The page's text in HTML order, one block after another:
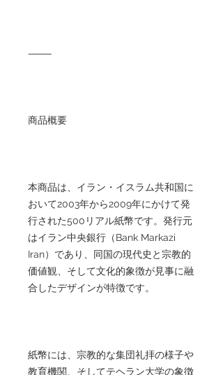
⸻
商品概要
本商品は、イラン・イスラム共和国に
おいて2003年から2009年にかけて発
行された500リアル紙幣です。発行元
はイラン中央銀行（Bank Markazi
Iran）であり、同国の現代史と宗教的
価値観、そして文化的象徴が見事に融
合したデザインが特徴です。
紙幣には、宗教的な集団礼拝の様子や
教育機関、そしてテヘラン大学の象徴